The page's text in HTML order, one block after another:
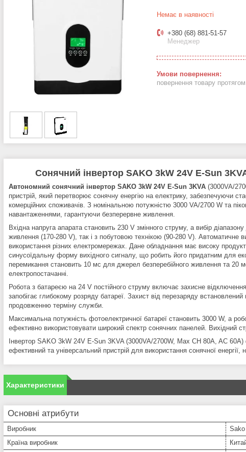
Немає в наявності
+380 (68) 881-51-57
Менеджер
повернення товару
Сонячний інвертор SAKO 3kW 24V E-Sun
Автономний сонячний інвертор SAKO 3kW 24V E-Sun 3KVA (3000VA/
пристрій, який перетворює сонячну енергію на електрику, забезпечуючи
комерційних споживачів. З номінальною потужністю 3000 VA/2700 W та
навантаженнями, гарантуючи безперервне живлення.
Вхідна напруга апарата становить 230 V змінного струму, а вибір
живлення (170-280 V), так і з побутовою технікою (90-280 V). Автоматичне
використання різних електромережах. Дане обладнання має високу
синусоїдальну форму вихідного сигналу, що робить його придатним для
перемикання становить 10 мс для джерел безперебійного живлення та 20
електропостачанні.
Робота з батареєю на 24 V постійного струму включає захисне
запобігає глибокому розряду батареї. Захист від перезаряду
продовженню терміну служби.
Максимальна потужність фотоелектричної батареї становить 3000 W, а
ефективно використовувати широкий спектр сонячних панелей. Вихідний
Інвертор SAKO 3kW 24V E-Sun 3KVA (3000VA/2700W, Max CH 80A, AC
ефективний та універсальний пристрій для використання сонячної
Характеристики
Основні атрибути
Виробник
Sako
Країна виробник